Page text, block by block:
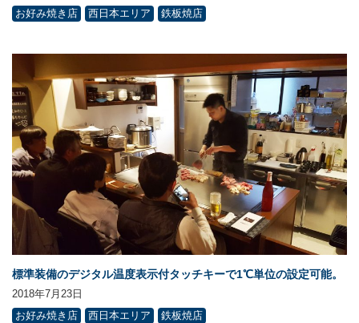
お好み焼き店
西日本エリア 鉄板焼店
標準装備のデジタル温度表示付タッチキーで1℃単位の設定可能。
2018年7月23日
お好み焼き店
西日本エリア 鉄板焼店